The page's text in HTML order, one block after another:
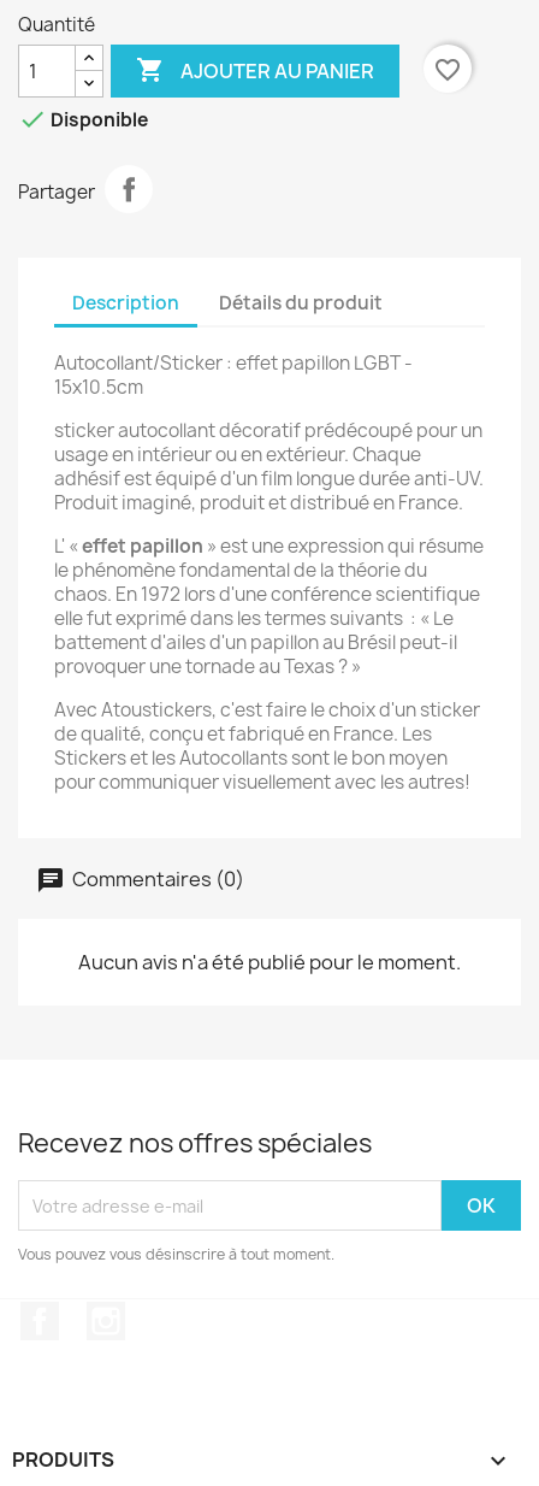
Quantité
 AJOUTER AU PANIER
favorite_border
 Disponible
Partager
Description Détails du produit
Autocollant/Sticker : effet papillon LGBT -
15x10.5cm
sticker autocollant décoratif prédécoupé pour un
usage en intérieur ou en extérieur. Chaque
adhésif est équipé d'un film longue durée anti-UV.
Produit imaginé, produit et distribué en France.
L' «effet papillon » est une expression qui résume
le phénomène fondamental de la théorie du
chaos. En 1972 lors d'une conférence scientifique
elle fut exprimé dans les termes suivants : « Le
battement d'ailes d'un papillon au Brésil peut-il
provoquer une tornade au Texas ? »
Avec Atoustickers, c'est faire le choix d'un sticker
de qualité, conçu et fabriqué en France. Les
Stickers et les Autocollants sont le bon moyen
pour communiquer visuellement avec les autres!
Commentaires (0)
Aucun avis n'a été publié pour le moment.
Recevez nos offres spéciales
Vous pouvez vous désinscrire à tout moment.
PRODUITS 